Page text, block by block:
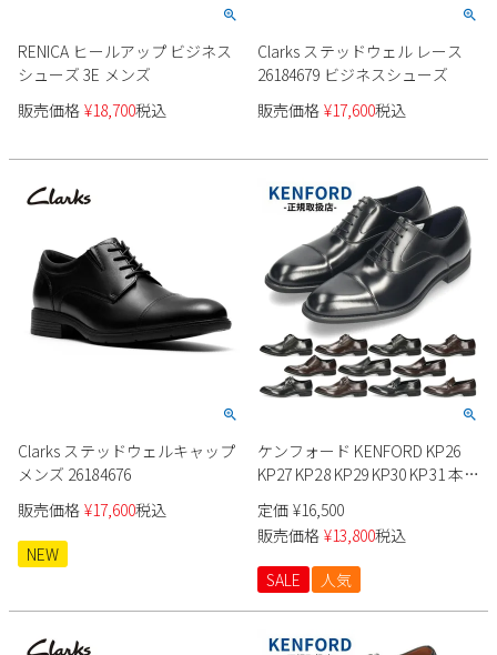
ブーツ
Parade
SKECHERS
moz
new balance
ウェア
Parade
SKECHERS
new balance
フォーマル
ブーツ
Parade
SKECHERS
new balance
asics
メンズSALE
キッズSALE
リュック
ボディバッグ
トートバッグ
ショルダーバッグ
雑貨
詳細検索
店舗一覧
会員サービス
お問い合わせ
営業日カレンダー
休業日
2026 年8月
日 木
RENICA ヒールアップ ビジネス
シューズ 3E メンズ
販売価格 ¥18,700税込
Clarks ステッドウェル レース
26184679 ビジネスシューズ
販売価格 ¥17,600税込
Clarks ステッドウェルキャップ
メンズ 26184676
販売価格 ¥17,600税込
NEW
ケンフォード KENFORD KP26
KP27 KP28 KP29 KP30 KP31 本革
ビジネスシューズ
定価 ¥16,500
販売価格 ¥13,800税込
SALE
人気